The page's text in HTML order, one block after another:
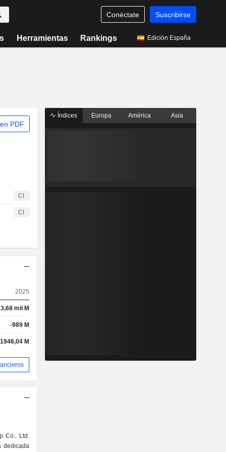
Conéctate Suscribirse
Herramientas Rankings Edición España
PDF
CI
CI
2025
mil M
-989 M
1946,04 M
Co., Ltd.
dedicada
Índices Europa América Asia